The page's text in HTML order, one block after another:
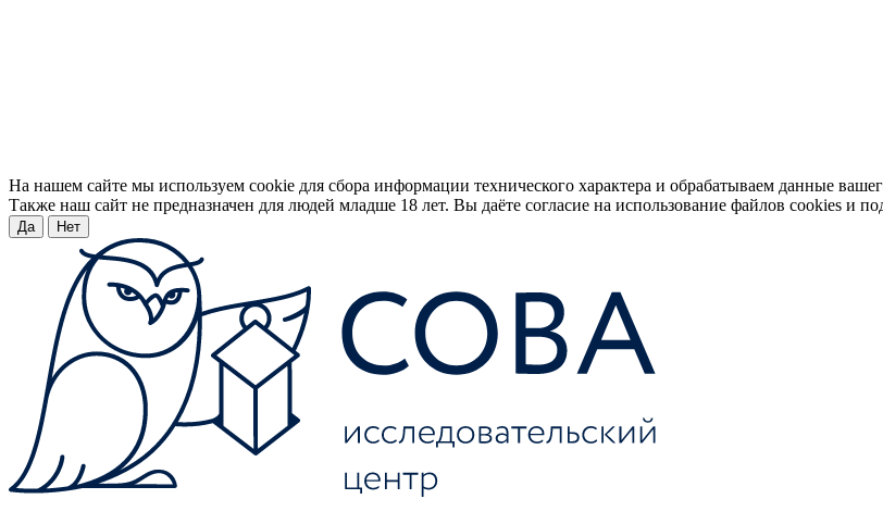
На нашем сайте мы используем cookie для сбора информации технического характера и обрабатываем данные
Также наш сайт не предназначен для людей младше 18 лет. Вы даёте согласие на использование файлов cookies и
Да Нет